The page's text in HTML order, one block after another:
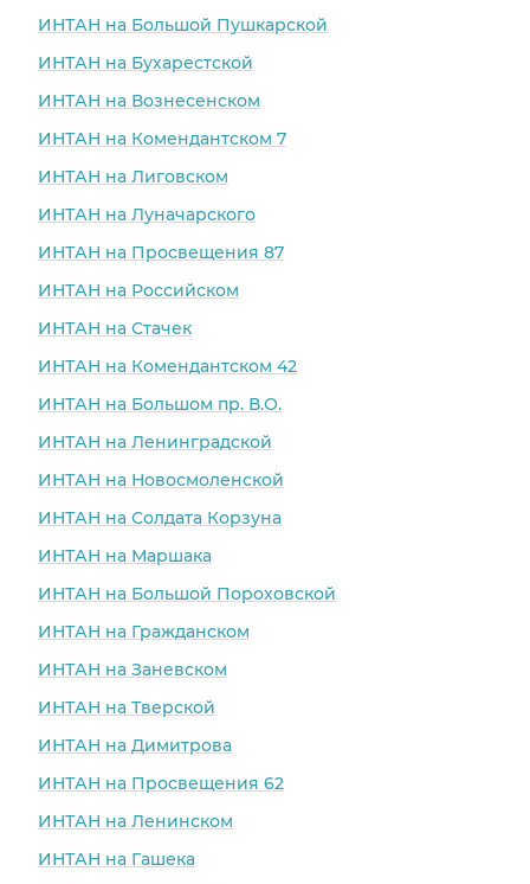
была очень
внимательной и
моим комфортом.
Лечением осталась
из трудной ситуации .
Спасибо за командную
ИНТАН на Большой Пушкарской
ИНТАН на Бухарестской
ИНТАН на Вознесенском
ИНТАН на Комендантском 7
ИНТАН на Лиговском
ИНТАН на Луначарского
ИНТАН на Просвещения 87
ИНТАН на Российском
ИНТАН на Стачек
ИНТАН на Комендантском 42
ИНТАН на Большом пр. В.О.
ИНТАН на Ленинградской
ИНТАН на Новосмоленской
ИНТАН на Солдата Корзуна
ИНТАН на Маршака
ИНТАН на Большой Пороховской
ИНТАН на Гражданском
ИНТАН на Заневском
ИНТАН на Тверской
ИНТАН на Димитрова
ИНТАН на Просвещения 62
ИНТАН на Ленинском
ИНТАН на Гашека